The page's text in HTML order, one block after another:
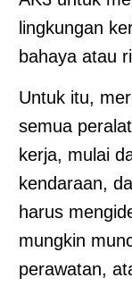
lingkungan
bahaya atau
Untuk itu,
semua
kerja, mulai
kendaraan,
harus
mungkin
perawatan,